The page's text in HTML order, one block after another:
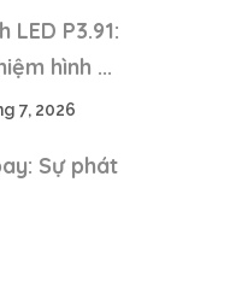
LED P3.91:
hình ...
7, 2026
Sự phát